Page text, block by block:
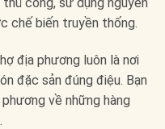
chế biến truyền thống.
địa phương luôn là nơi
đặc sản đúng điệu. Bạn
về những hàng